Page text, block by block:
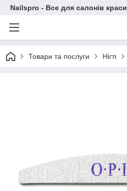
Nailspro - Все для салонів краси
Товари та послуги Нігті